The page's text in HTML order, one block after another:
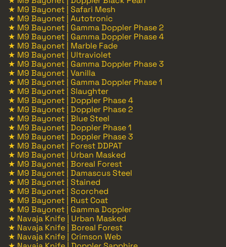
★ M9 Bayonet | Safari Mesh
★ M9 Bayonet | Autotronic
★ M9 Bayonet | Gamma Doppler Phase 2
★ M9 Bayonet | Gamma Doppler Phase 4
★ M9 Bayonet | Marble Fade
★ M9 Bayonet | Ultraviolet
★ M9 Bayonet | Gamma Doppler Phase 3
★ M9 Bayonet | Vanilla
★ M9 Bayonet | Gamma Doppler Phase 1
★ M9 Bayonet | Slaughter
★ M9 Bayonet | Doppler Phase 4
★ M9 Bayonet | Doppler Phase 2
★ M9 Bayonet | Blue Steel
★ M9 Bayonet | Doppler Phase 1
★ M9 Bayonet | Doppler Phase 3
★ M9 Bayonet | Forest DDPAT
★ M9 Bayonet | Urban Masked
★ M9 Bayonet | Boreal Forest
★ M9 Bayonet | Damascus Steel
★ M9 Bayonet | Stained
★ M9 Bayonet | Scorched
★ M9 Bayonet | Rust Coat
★ M9 Bayonet | Gamma Doppler
★ Navaja Knife | Urban Masked
★ Navaja Knife | Boreal Forest
★ Navaja Knife | Crimson Web